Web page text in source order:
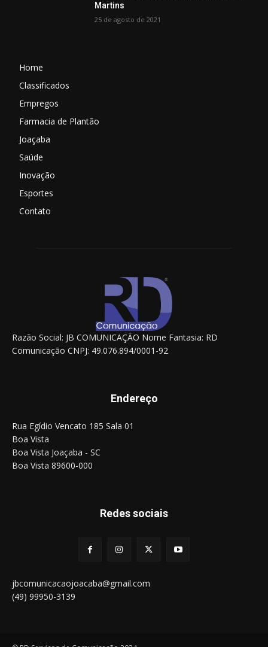
Martins
25 de agosto de 2021
Home
Classificados
Empregos
Farmacia de Plantão
Joaçaba
Saúde
Inovação
Esportes
Contato
Razão Social: JB COMUNICAÇÃO Nome Fantasia: RD
Comunicação CNPJ: 49.076.894/0001-92
Endereço
Rua Egídio Vencato 185 Sala 01
Boa Vista
Boa Vista Joaçaba - SC
Boa Vista 89600-000
Redes sociais
jbcomunicacaojoacaba@gmail.com
(49) 99950-3139